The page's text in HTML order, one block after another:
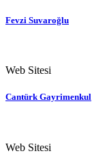
Fevzi Suvaroğlu
Web Sitesi
Cantürk Gayrimenkul
Web Sitesi